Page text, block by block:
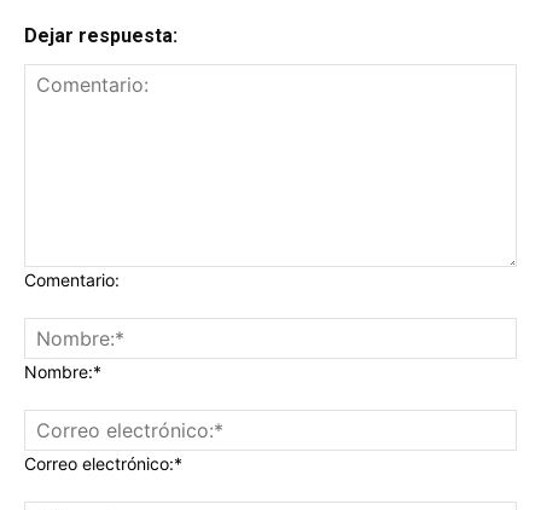
Dejar respuesta:
Comentario:
Nombre:*
Correo electrónico:*